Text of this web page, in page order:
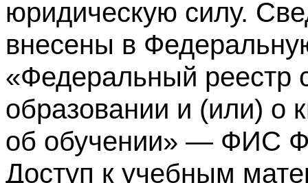
юридическую силу.
внесены в
«Федеральный реестр
образовании и (или) о
об обучении» — ФИС
Доступ к учебным